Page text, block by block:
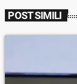
POST SIMILI